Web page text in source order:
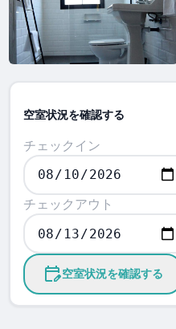
空室状況を確認する
チェックイン
チェックアウト
空室状況を確認する